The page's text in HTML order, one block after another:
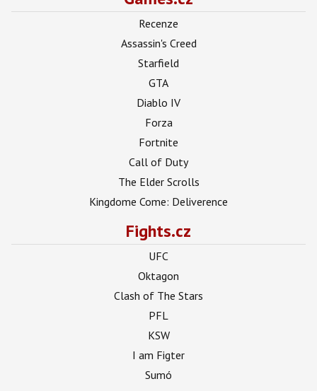
Recenze
Assassin's Creed
Starfield
GTA
Diablo IV
Forza
Fortnite
Call of Duty
The Elder Scrolls
Kingdome Come: Deliverence
Fights.cz
UFC
Oktagon
Clash of The Stars
PFL
KSW
I am Figter
Sumó